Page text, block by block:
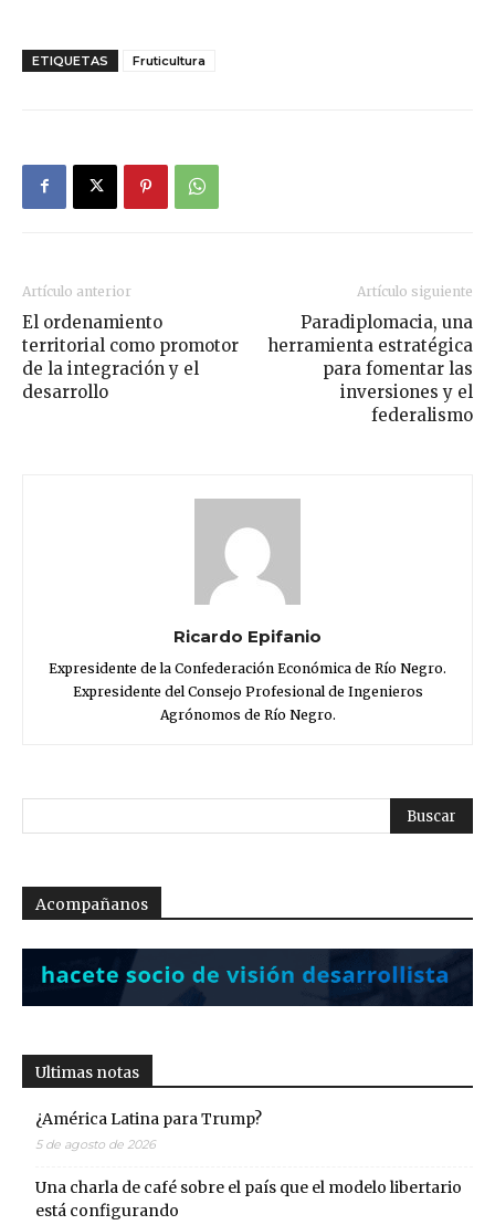
ETIQUETAS Fruticultura
Artículo anterior
El ordenamiento
territorial como promotor
de la integración y el
desarrollo
Artículo siguiente
Paradiplomacia, una
herramienta estratégica
para fomentar las
inversiones y el
federalismo
Ricardo Epifanio
Expresidente de la Confederación Económica de Río Negro.
Expresidente del Consejo Profesional de Ingenieros
Agrónomos de Río Negro.
Acompañanos
Ultimas notas
¿América Latina para Trump?
5 de agosto de 2026
Una charla de café sobre el país que el modelo libertario
está configurando